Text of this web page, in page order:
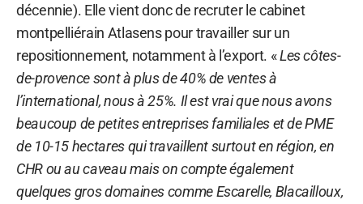
décennie). Elle vient donc de recruter le cabinet
montpelliérain Atlasens pour travailler sur un
repositionnement, notamment à l’export. «Les côtes-
de-provence sont à plus de 40% de ventes à
l’international, nous à 25%. Il est vrai que nous avons
beaucoup de petites entreprises familiales et de PME
de 10-15 hectares qui travaillent surtout en région, en
CHR ou au caveau mais on compte également
quelques gros domaines comme Escarelle, Blacailloux,